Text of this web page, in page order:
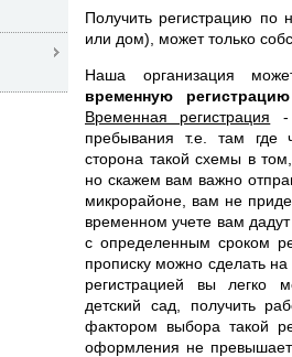
Получить регистрацию по
или дом), может только
Наша организация
временную
Временная регистрация -
пребывания т.е. там где
сторона такой схемы в
но скажем вам важно
микрорайоне, вам не
временном учете вам
с определенным сроком
прописку можно сделать
регистрацией вы легко
детский сад, получить
фактором выбора такой
оформления не